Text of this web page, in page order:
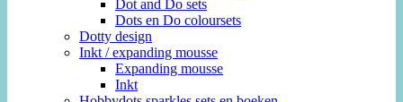
Dot and Do sets
Dots en Do coloursets
Dotty design
Inkt / expanding mousse
Expanding mousse
Inkt